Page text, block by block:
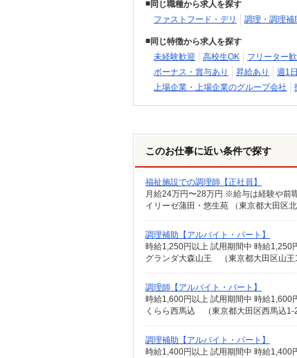
同じ職種から求人を探す
ファストフード・デリ
調理・調理補
同じ特徴から求人を探す
未経験歓迎
高校生OK フリーター
ボーナス・賞与あり
昇給あり 週1
上場企業・上場企業のグループ会社
このお仕事に近い条件で探す
福祉施設での調理師【正社員】
月給24万円〜28万円 ※給与は経験や前
イリーゼ蒲田・悠生苑 （東京都大田区
調理補助【アルバイト・パート】
時給1,250円以上 試用期間中 時給1,250
グランダ大森山王 （東京都大田区山王
調理師【アルバイト・パート】
時給1,600円以上 試用期間中 時給1,600
くらら西馬込 （東京都大田区西馬込1-
調理補助【アルバイト・パート】
時給1,400円以上 試用期間中 時給1,400